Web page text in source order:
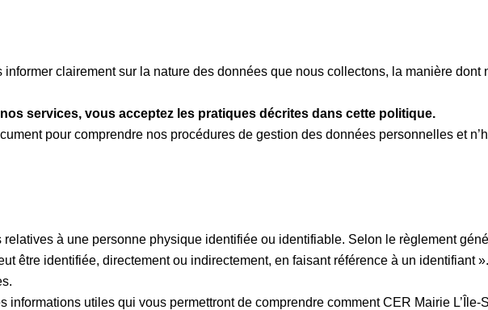
clairement sur la nature des données que nous collectons, la manière
services, vous acceptez les pratiques décrites dans cette politique.
pour comprendre nos procédures de gestion des données personnelles et
à une personne physique identifiée ou identifiable. Selon le règlement
être identifiée, directement ou indirectement, en faisant référence à un identifiant
informations utiles qui vous permettront de comprendre comment CER Mairie